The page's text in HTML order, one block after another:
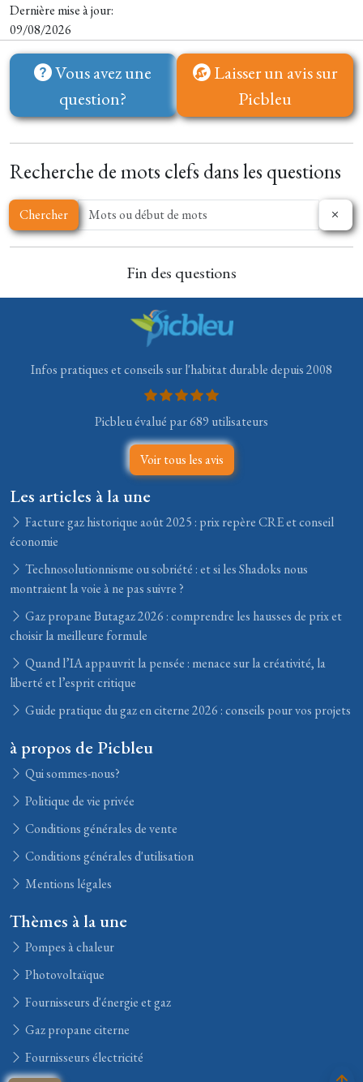
Dernière mise à jour:
09/08/2026
Vous avez une
question?
Laisser un avis sur
Picbleu
Recherche de mots clefs dans les questions
Chercher
Fin des questions
Infos pratiques et conseils sur l'habitat durable depuis 2008
Picbleu évalué par 689 utilisateurs
Voir tous les avis
Les articles à la une
Facture gaz historique août 2025 : prix repère CRE et conseil
économie
Technosolutionnisme ou sobriété : et si les Shadoks nous
montraient la voie à ne pas suivre ?
Gaz propane Butagaz 2026 : comprendre les hausses de prix et
choisir la meilleure formule
Quand l’IA appauvrit la pensée : menace sur la créativité, la
liberté et l’esprit critique
Guide pratique du gaz en citerne 2026 : conseils pour vos projets
à propos de Picbleu
Qui sommes-nous?
Politique de vie privée
Conditions générales de vente
Conditions générales d'utilisation
Mentions légales
Thèmes à la une
Pompes à chaleur
Photovoltaïque
Fournisseurs d'énergie et gaz
Gaz propane citerne
Fournisseurs électricité